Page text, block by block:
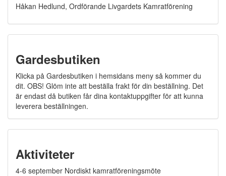
Håkan Hedlund, Ordförande Livgardets Kamratförening
Gardesbutiken
Klicka på Gardesbutiken i hemsidans meny så kommer du
dit. OBS! Glöm inte att beställa frakt för din beställning. Det
är endast då butiken får dina kontaktuppgifter för att kunna
leverera beställningen.
Aktiviteter
4-6 september Nordiskt kamratföreningsmöte